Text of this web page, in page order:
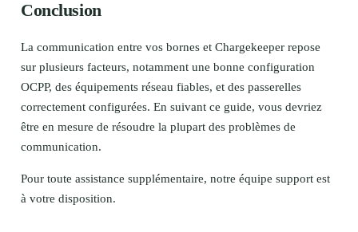
Conclusion
La communication entre vos bornes et Chargekeeper repose
sur plusieurs facteurs, notamment une bonne configuration
OCPP, des équipements réseau fiables, et des passerelles
correctement configurées. En suivant ce guide, vous devriez
être en mesure de résoudre la plupart des problèmes de
communication.
Pour toute assistance supplémentaire, notre équipe support est
à votre disposition.